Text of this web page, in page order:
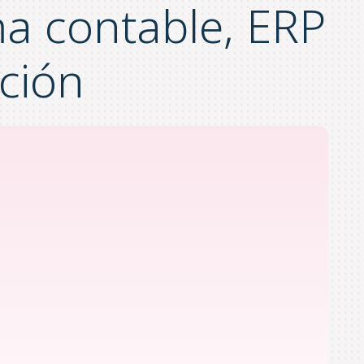
contable, ERP
& Play al recuperar las órdenes de
y generando automaticamente la
de más de 250 conectores con